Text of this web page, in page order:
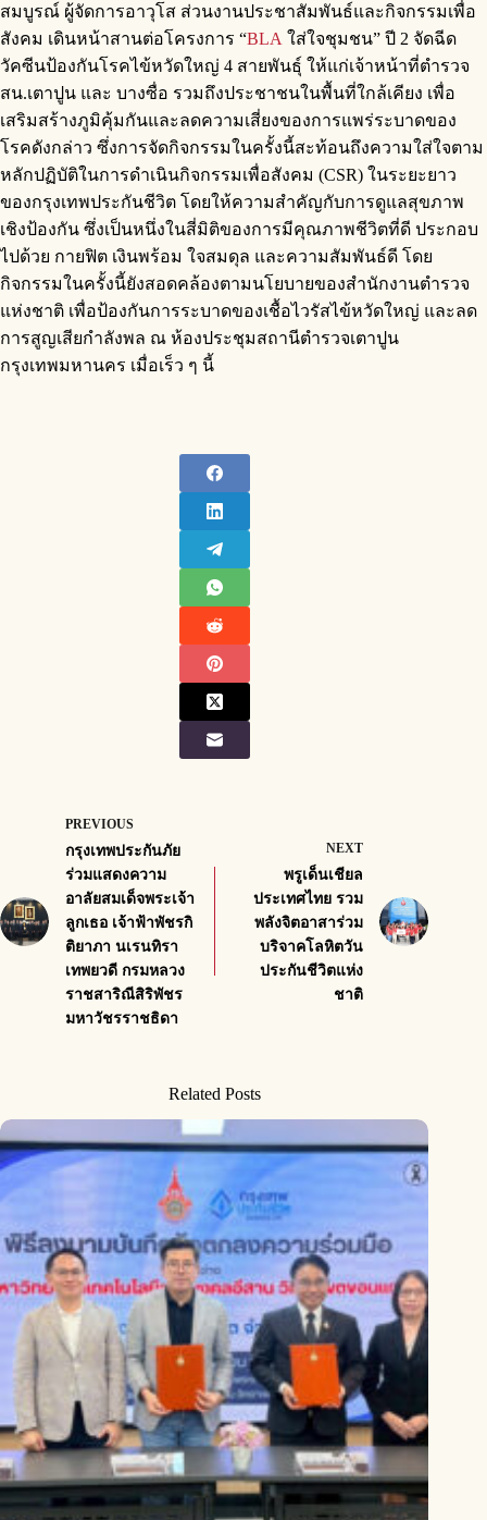
สมบูรณ์ ผู้จัดการอาวุโส ส่วนงานประชาสัมพันธ์และกิจกรรมเพื่อ
สังคม เดินหน้าสานต่อโครงการ “BLA ใส่ใจชุมชน” ปี 2 จัดฉีด
วัคซีนป้องกันโรคไข้หวัดใหญ่ 4 สายพันธุ์ ให้แก่เจ้าหน้าที่ตำรวจ
สน.เตาปูน และ บางซื่อ รวมถึงประชาชนในพื้นที่ใกล้เคียง เพื่อ
เสริมสร้างภูมิคุ้มกันและลดความเสี่ยงของการแพร่ระบาดของ
โรคดังกล่าว ซึ่งการจัดกิจกรรมในครั้งนี้สะท้อนถึงความใส่ใจตาม
หลักปฏิบัติในการดำเนินกิจกรรมเพื่อสังคม (CSR) ในระยะยาว
ของกรุงเทพประกันชีวิต โดยให้ความสำคัญกับการดูแลสุขภาพ
เชิงป้องกัน ซึ่งเป็นหนึ่งในสี่มิติของการมีคุณภาพชีวิตที่ดี ประกอบ
ไปด้วย กายฟิต เงินพร้อม ใจสมดุล และความสัมพันธ์ดี โดย
กิจกรรมในครั้งนี้ยังสอดคล้องตามนโยบายของสำนักงานตำรวจ
แห่งชาติ เพื่อป้องกันการระบาดของเชื้อไวรัสไข้หวัดใหญ่ และลด
การสูญเสียกำลังพล ณ ห้องประชุมสถานีตำรวจเตาปูน
กรุงเทพมหานคร เมื่อเร็ว ๆ นี้
PREVIOUS
กรุงเทพประกันภัย
ร่วมแสดงความ
อาลัยสมเด็จพระเจ้า
ลูกเธอ เจ้าฟ้าพัชรกิ
ติยาภา นเรนทิรา
เทพยวดี กรมหลวง
ราชสาริณีสิริพัชร
มหาวัชรราชธิดา
NEXT
พรูเด็นเชียล
ประเทศไทย รวม
พลังจิตอาสาร่วม
บริจาคโลหิตวัน
ประกันชีวิตแห่ง
ชาติ
Related Posts